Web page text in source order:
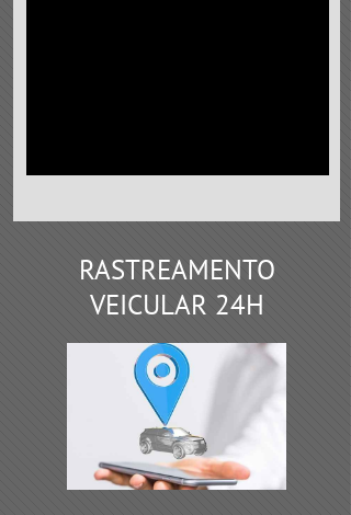
RASTREAMENTO
VEICULAR 24H